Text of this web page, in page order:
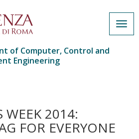
of Computer, Control and
Engineering
WEEK 2014:
FOR EVERYONE